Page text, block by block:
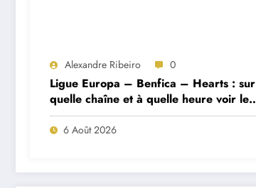
Alexandre Ribeiro 0
Ligue Europa – Benfica – Hearts : sur
quelle chaîne et à quelle heure voir le
match ?
6 Août 2026